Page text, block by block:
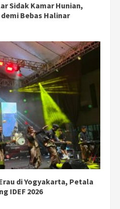
Sidak Kamar Hunian,
Bebas Halinar
di Yogyakarta, Petala
IDEF 2026